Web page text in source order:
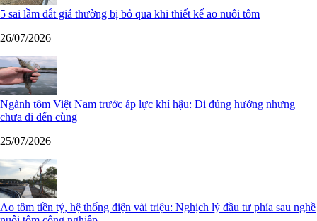
5 sai lầm đắt giá thường bị bỏ qua khi thiết kế ao nuôi tôm
26/07/2026
Ngành tôm Việt Nam trước áp lực khí hậu: Đi đúng hướng nhưng
chưa đi đến cùng
25/07/2026
Ao tôm tiền tỷ, hệ thống điện vài triệu: Nghịch lý đầu tư phía sau nghề